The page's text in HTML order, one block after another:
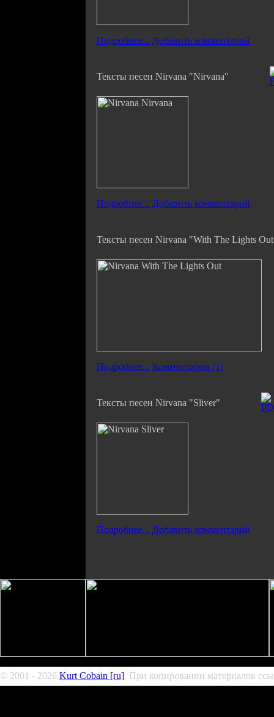
Подробнее... Добавить комментарий
Тексты песен Nirvana "Nirvana"
Подробнее... Добавить комментарий
Тексты песен Nirvana "With The Lights
Подробнее... Комментарии (1)
Тексты песен Nirvana "Sliver"
Подробнее... Добавить комментарий
© 2001 - 2026 Kurt Cobain [ru]. При копировании материалов